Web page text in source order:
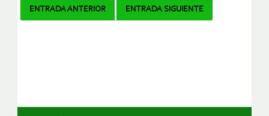
Navegador
ENTRADA ANTERIOR ENTRADA SIGUIENTE